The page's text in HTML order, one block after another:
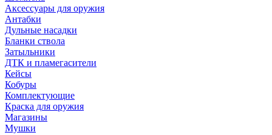
Аксессуары для оружия
Антабки
Дульные насадки
Бланки ствола
Затыльники
ДТК и пламегасители
Кейсы
Кобуры
Комплектующие
Краска для оружия
Магазины
Мушки